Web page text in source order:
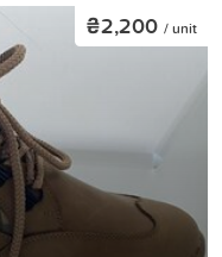
₴2,200 / unit